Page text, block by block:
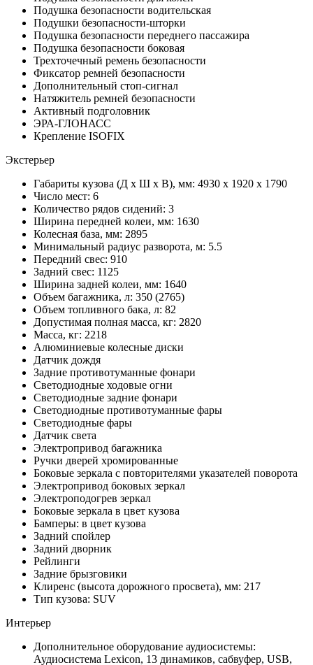
Подушка безопасности водительская
Подушки безопасности-шторки
Подушка безопасности переднего пассажира
Подушка безопасности боковая
Трехточечный ремень безопасности
Фиксатор ремней безопасности
Дополнительный стоп-сигнал
Натяжитель ремней безопасности
Активный подголовник
ЭРА-ГЛОНАСС
Крепление ISOFIX
Экстерьер
Габариты кузова (Д x Ш x В), мм: 4930 x 1920 x 1790
Число мест: 6
Количество рядов сидений: 3
Ширина передней колеи, мм: 1630
Колесная база, мм: 2895
Минимальный радиус разворота, м: 5.5
Передний свес: 910
Задний свес: 1125
Ширина задней колеи, мм: 1640
Объем багажника, л: 350 (2765)
Объем топливного бака, л: 82
Допустимая полная масса, кг: 2820
Масса, кг: 2218
Алюминиевые колесные диски
Датчик дождя
Задние противотуманные фонари
Светодиодные ходовые огни
Cветодиодные задние фонари
Светодиодные противотуманные фары
Светодиодные фары
Датчик света
Электропривод багажника
Ручки дверей хромированные
Боковые зеркала с повторителями указателей поворота
Электропривод боковых зеркал
Электроподогрев зеркал
Боковые зеркала в цвет кузова
Бамперы: в цвет кузова
Задний спойлер
Задний дворник
Рейлинги
Задние брызговики
Клиренс (высота дорожного просвета), мм: 217
Тип кузова: SUV
Интерьер
Дополнительное оборудование аудиосистемы:
Аудиосистема Lexicon, 13 динамиков, сабвуфер, USB,